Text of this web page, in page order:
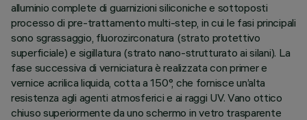
alluminio complete di guarnizioni siliconiche e sottoposti
processo di pre-trattamento multi-step, in cui le fasi principali
sono sgrassaggio, fluorozirconatura (strato protettivo
superficiale) e sigillatura (strato nano-strutturato ai silani). La
fase successiva di verniciatura è realizzata con primer e
vernice acrilica liquida, cotta a 150°, che fornisce un’alta
resistenza agli agenti atmosferici e ai raggi UV. Vano ottico
chiuso superiormente da uno schermo in vetro trasparente